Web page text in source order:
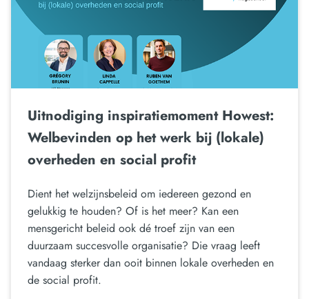
Uitnodiging inspiratiemoment Howest:
Welbevinden op het werk bij (lokale)
overheden en social profit
Dient het welzijnsbeleid om iedereen gezond en
gelukkig te houden? Of is het meer? Kan een
mensgericht beleid ook dé troef zijn van een
duurzaam succesvolle organisatie? Die vraag leeft
vandaag sterker dan ooit binnen lokale overheden en
de social profit.